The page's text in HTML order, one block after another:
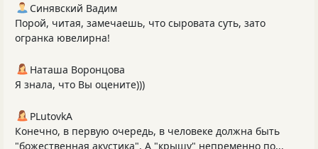
Синявский Вадим
Порой, читая, замечаешь, что сыровата суть, зато
огранка ювелирна!
Наташа Воронцова
Я знала, что Вы оцените)))
PLutоvkА
Конечно, в первую очередь, в человеке должна быть
"божественная акустика". А "крышу" непременно по...